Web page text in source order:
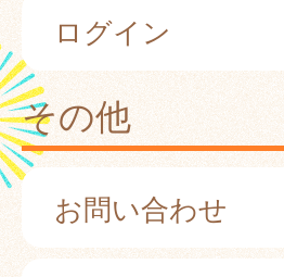
ログイン
その他
お問い合わせ